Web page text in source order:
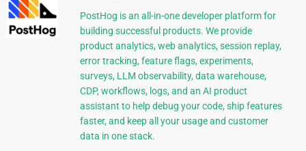
PostHog is an all-in-one developer platform for
building successful products. We provide
product analytics, web analytics, session replay,
error tracking, feature flags, experiments,
surveys, LLM observability, data warehouse,
CDP, workflows, logs, and an AI product
assistant to help debug your code, ship features
faster, and keep all your usage and customer
data in one stack.